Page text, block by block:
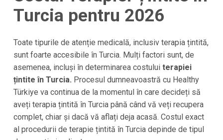
Turcia pentru 2026
Toate tipurile de atenție medicală, inclusiv terapia țintită,
sunt foarte accesibile în Turcia. Mulți factori sunt, de
asemenea, incluși în determinarea costului terapiei
țintite în Turcia. Procesul dumneavoastră cu Healthy
Türkiye va continua de la momentul în care decideți să
aveți terapia țintită în Turcia până când vă veți recupera
complet, chiar și dacă vă aflați deja acasă. Costul exact
al procedurii de terapie țintită în Turcia depinde de tipul